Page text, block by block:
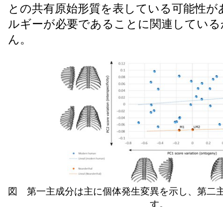
との共有原始形質を表している可能性
ルギーが必要であることに関連してい
ん。
図 第一主成分は主に個体発生変異を示し、第二
す。